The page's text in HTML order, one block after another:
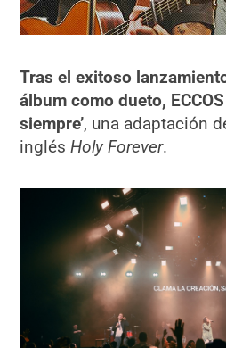
Tras el exitoso
álbum como dueto, ECCOS
siempre’, una adaptación
inglésHoly Forever.